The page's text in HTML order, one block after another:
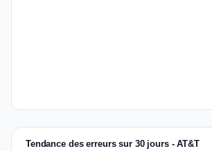
Tendance des erreurs sur 30 jours - AT&T